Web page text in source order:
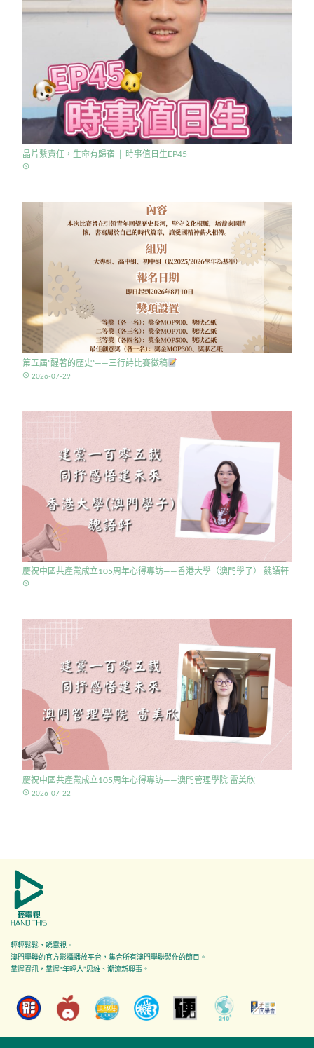
晶片繫責任，生命有歸宿 │ 時事值日生EP45
access_time
第五屆”醒著的歷史”——三行詩比賽徵稿
access_time 2026-07-29
慶祝中國共產黨成立105周年心得專訪——香港大學（澳門學子） 魏語軒
access_time
慶祝中國共產黨成立105周年心得專訪——澳門管理學院 雷美欣
access_time 2026-07-22
輕輕鬆鬆，睇電視。
澳門學聯的官方影攝播放平台，集合所有澳門學聯製作的節目。
掌握資訊，掌握"年輕人”思維、潮流新興事。